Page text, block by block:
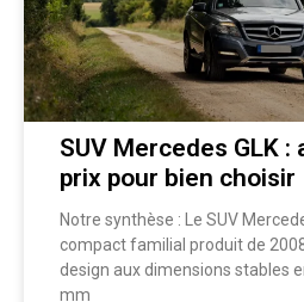
SUV Mercedes GLK
prix pour bien choisir
Notre synthèse : Le SUV
compact familial produit de
design aux dimensions stables
mm